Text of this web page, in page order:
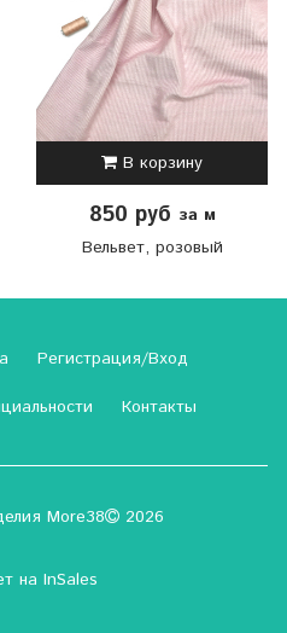
В корзину
850 руб за м
Вельвет, розовый
Регистрация/Вход
Контакты
More38 2026
на InSales